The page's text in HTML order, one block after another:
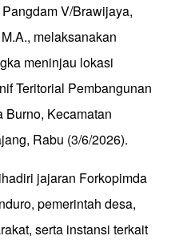
V/Brawijaya,
melaksanakan
meninjau lokasi
Teritorial Pembangunan
Burno, Kecamatan
Rabu (3/6/2026).
jajaran Forkopimda
pemerintah desa,
serta instansi terkait